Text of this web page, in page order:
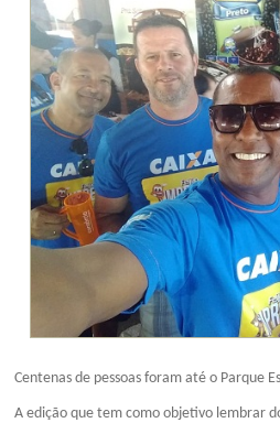
Centenas de pessoas foram até o Parque
A edição que tem como objetivo lembrar